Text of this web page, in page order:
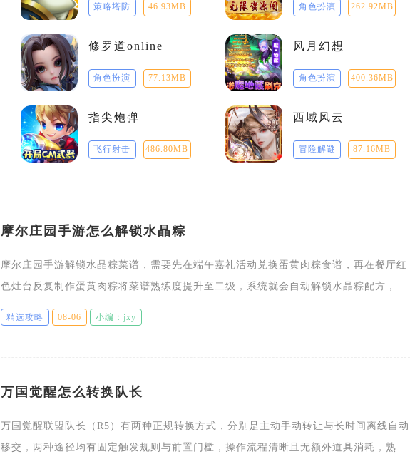
策略塔防 46.93MB 角色扮演 262.92MB
修罗道online
角色扮演 77.13MB
风月幻想
角色扮演 400.36MB
指尖炮弹
飞行射击 486.80MB
西域风云
冒险解谜 87.16MB
摩尔庄园手游怎么解锁水晶粽
摩尔庄园手游解锁水晶粽菜谱，需要先在端午嘉礼活动兑换蛋黄肉粽食谱，再在餐厅红
色灶台反复制作蛋黄肉粽将菜谱熟练度提升至二级，系统就会自动解锁水晶粽配方，同
时水晶粽仅支持红色专属灶台烹饪，普通厨房灶台无法触发制作功能。想要完整走完解
锁流程，需要
精选攻略 08-06 小编：jxy
万国觉醒怎么转换队长
万国觉醒联盟队长（R5）有两种正规转换方式，分别是主动手动转让与长时间离线自动
移交，两种途径均有固定触发规则与前置门槛，操作流程清晰且无额外道具消耗，熟练